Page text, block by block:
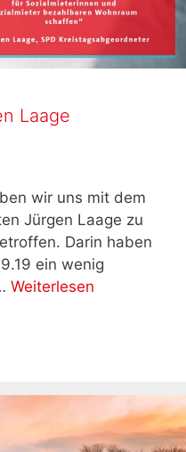
Laage
wir uns mit dem
Jürgen Laage zu
Darin haben
ein wenig
Weiterlesen